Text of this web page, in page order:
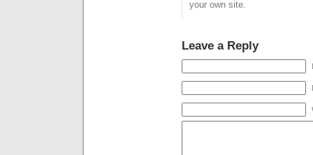
your own site.
Leave a Reply